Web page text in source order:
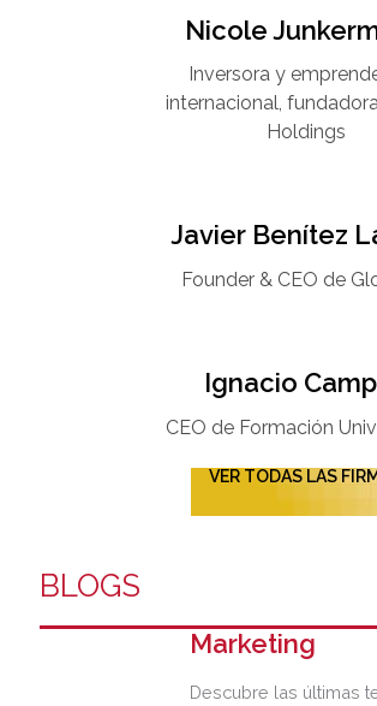
Nicole
Inversora y
internacional,
Holdings
Javier Benítez
Founder & CEO de
Ignacio
CEO de Formación
VER TODAS LAS
BLOGS
Marketing
Descubre las últimas